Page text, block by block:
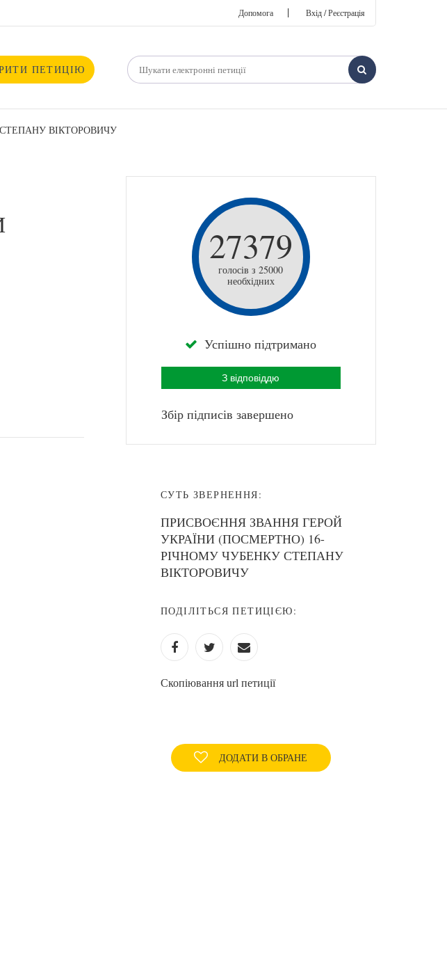
Допомога | Вхід / Реєстрація
ПЕТИЦІЮ
ВІКТОРОВИЧУ
27379
голосів з 25000
необхідних
Успішно підтримано
З відповіддю
Збір підписів завершено
СУТЬ ЗВЕРНЕННЯ:
ПРИСВОЄННЯ ЗВАННЯ ГЕРОЙ
УКРАЇНИ (ПОСМЕРТНО) 16-
РІЧНОМУ ЧУБЕНКУ СТЕПАНУ
ВІКТОРОВИЧУ
ПОДІЛІТЬСЯ ПЕТИЦІЄЮ:
Скопіювання url петиції
ДОДАТИ В ОБРАНЕ